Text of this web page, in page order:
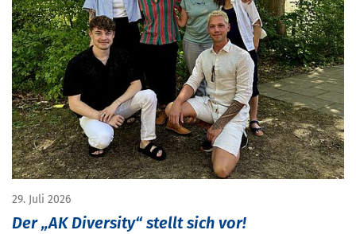
29. Juli 2026
Der „AK Diversity“ stellt sich vor!